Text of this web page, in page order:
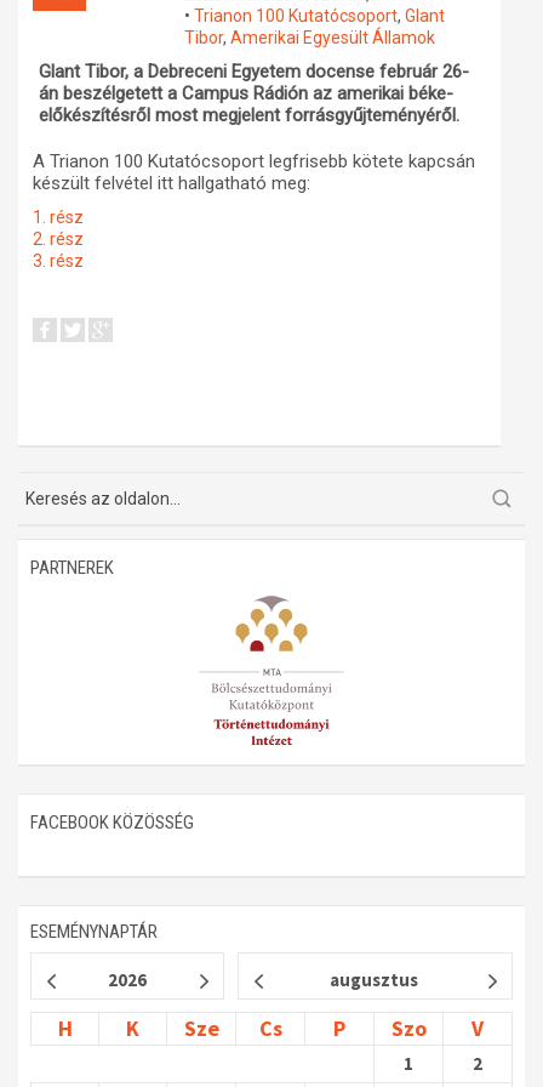
Műhelymunkák
• Trianon 100 Kutatócsoport, Glant
Tibor, Amerikai Egyesült Államok
Glant Tibor, a Debreceni Egyetem docense február 26-
án beszélgetett a Campus Rádión az amerikai béke-
előkészítésről most megjelent forrásgyűjteményéről.
A Trianon 100 Kutatócsoport legfrisebb kötete kapcsán
készült felvétel itt hallgatható meg:
1. rész
2. rész
3. rész
PARTNEREK
FACEBOOK KÖZÖSSÉG
ESEMÉNYNAPTÁR
2026 augusztus
H K Sze Cs P Szo V
1 2